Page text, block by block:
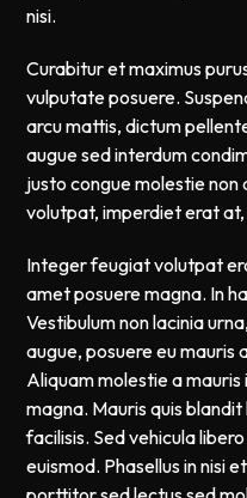
nisi.
Curabitur et maximus
vulputate posuere.
arcu mattis, dictum
augue sed interdum
justo congue molestie non
volutpat, imperdiet erat
Integer feugiat volutpat
amet posuere magna. In
Vestibulum non lacinia
augue, posuere eu mauris
Aliquam molestie a
magna. Mauris quis
facilisis. Sed vehicula
euismod. Phasellus in nisi